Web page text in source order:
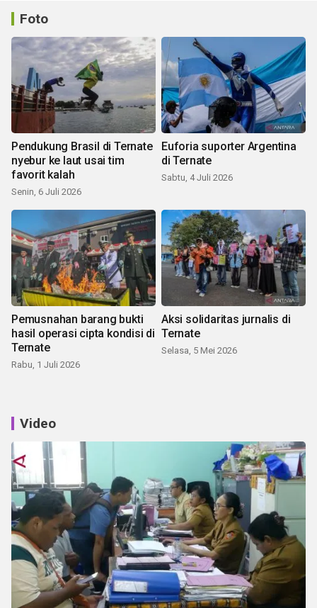
Foto
Pendukung Brasil di Ternate
nyebur ke laut usai tim
favorit kalah
Senin, 6 Juli 2026
Euforia suporter Argentina
di Ternate
Sabtu, 4 Juli 2026
Pemusnahan barang bukti
hasil operasi cipta kondisi di
Ternate
Rabu, 1 Juli 2026
Aksi solidaritas jurnalis di
Ternate
Selasa, 5 Mei 2026
Video